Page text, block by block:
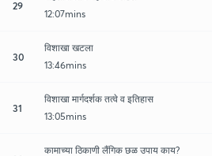
29
12:07mins
30
विशाखा खटला
13:46mins
31
विशाखा मार्गदर्शक तत्वे व इतिहास
13:05mins
कामाच्या ठिकाणी लैंगिक छळ उपाय काय?